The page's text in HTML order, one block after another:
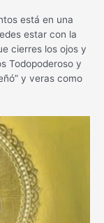
está en una
estar con la
cierres los ojos y
Todopoderoso y
y veras como